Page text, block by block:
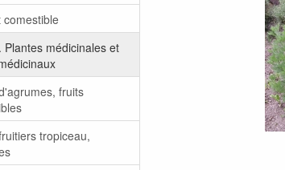
comestible
Plantes médicinales et
fruits
tropiceau,